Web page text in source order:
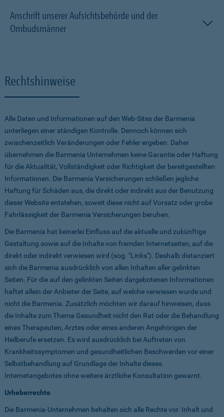
Anschrift unserer Aufsichtsbehörde und der
Ombudsmänner
Rechtshinweise
Alle Daten und Informationen auf den Web-Sites der Barmenia
unterliegen einer ständigen Kontrolle. Dennoch können sich
zwischenzeitlich Veränderungen oder Fehler ergeben. Daher
übernehmen die Barmenia Unternehmen keine Garantie oder Haftung
für die Aktualität, Vollständigkeit oder Richtigkeit der bereitgestellten
Informationen. Die Barmenia Versicherungen schließen jegliche
Haftung für Schäden aus, die direkt oder indirekt aus der Benutzung
dieser Website entstehen, soweit diese nicht auf Vorsatz oder grobe
Fahrlässigkeit der Barmenia Versicherungen beruhen.
Die Barmenia hat keinerlei Einfluss auf die aktuelle und zukünftige
Gestaltung sowie auf die Inhalte von fremden Internetseiten, auf die
direkt oder indirekt verwiesen wird (sog. "Links"). Deshalb distanziert
sich die Barmenia ausdrücklich von allen Inhalten aller gelinkten
Seiten. Für die auf den gelinkten Seiten dargebotenen Informationen
haftet allein der Anbieter der Seite, auf welche verwiesen wurde und
nicht die Barmenia. Zusätzlich möchten wir darauf hinweisen, dass
die Inhalte zum Thema Gesundheit nicht den Rat oder die Behandlung
eines Therapeuten, Arztes oder eines anderen Angehörigen der
Heilberufe ersetzen. Es wird ausdrücklich bei Auftreten von
Krankheitssymptomen und gesundheitlichen Beschwerden vor einer
Selbstbehandlung auf Grundlage der Inhalte dieses
Internetangebotes ohne weitere ärztliche Konsultation gewarnt.
Urheberrechte
Die Barmenia-Unternehmen behalten sich alle Rechte vor. Inhalt und